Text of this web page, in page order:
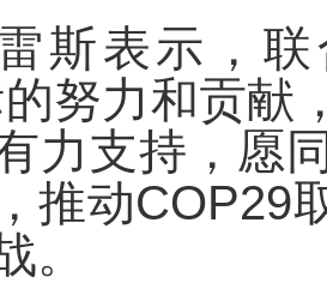
斯表示，
的努力和贡献
力支持，愿
推动COP29
。